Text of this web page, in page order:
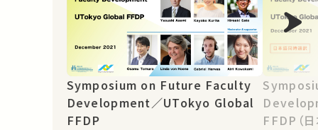
Symposium on Future Faculty
Development／UTokyo Global
FFDP
FFDP（